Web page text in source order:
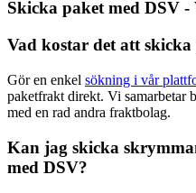
Skicka paket med DSV
Vad kostar det att
Gör en enkel sökning i vår
paketfrakt direkt. Vi samarbetar
med en rad andra fraktbolag.
Kan jag skicka
med DSV?